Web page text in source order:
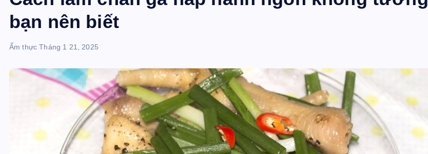
bạn nên biết
Ẩm thực Tháng 1 21, 2025